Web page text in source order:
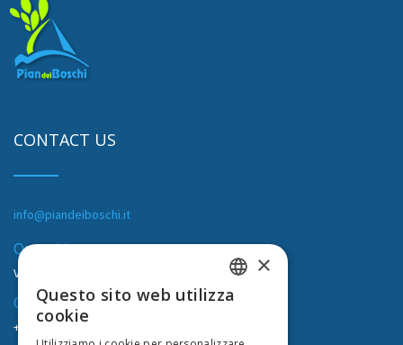
CONTACT US
info@piandeiboschi.it
Our address
Via Ponti, 1 - 17027 Pietra Ligure (SV)
Our phone
+39 019625425
ITALIAN
×
Questo sito web utilizza
cookie